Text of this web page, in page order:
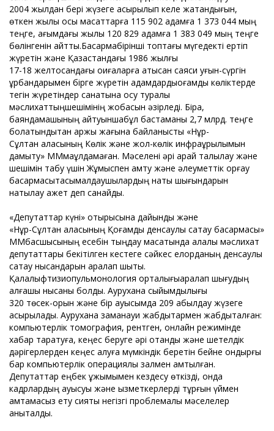
2004 жылдан бері жүзеге асырылып келе жатқандығын,
өткен жылы осы мақсаттарға 115 902 адамға 1 373 044 мың
теңге, ағымдағы жылы 120 829 адамға 1 383 049 мың теңге
бөлінгенін айтты.Басқармабірінші топтағы мүгедекті ертіп
жүретін және Қазақстандағы 1986 жылғы
17-18 желтоқсандағы оқиғаларға қатысқан саяси қуғын-сүргін
құрбандарымен бірге жүретін адамдардықоғамдық көліктерде
тегін жүретіндер санатына қосу туралы
мәслихаттыңшешімінің жобасын әзірледі. Бірақ,
баяндамашының айтуыншабұл бастаманы 2,7 млрд. теңге
болатындықтан қаржы жағына байланысты «Нұр-
Сұлтан қаласының Көлік және жол-көлік инфрақұрылымын
дамыту» ММмақұлдамаған. Мәселені әрі қарай талқылау және
шешімін табу үшін Жұмыспен қамту және әлеуметтік қорғау
басқармасытасымалдаушылардың нақты шығындарын
нақтылау қажет деп санайды.
«Депутаттар күні» отырысына дайындық және
«Нұр-Сұлтан қаласының Қоғамдық денсаулық сақтау басқармасы»
ММбасшысының есебін тыңдау мақсатында қалалық мәслихат
депутаттары бекітілген кестеге сәйкес елорданың денсаулық
сақтау нысандарын аралап шықты.
Қалалықфтизиопульмонология орталығыаралап шығудың
алғашқы нысаны болды. Аурухана сыйымдылығы
320 төсек-орын және бір ауысымда 209 қабылдау жүзеге
асырылады. Аурухана заманауи жабдықтармен жабдықталған:
компьютерлік томография, рентген, онлайн режимінде
хабар таратуға, кеңес беруге әрі отандық және шетелдік
дәрігерлерден кеңес алуға мүмкіндік беретін бейне қондырғы
бар компьютерлік операциялық залмен қамтылған.
Депутаттар еңбек ұжымымен кездесу өткізді, онда
кадрлардың ауысуы және қызметкерлерді тұрғын үймен
қамтамасыз ету сияқты негізгі проблемалық мәселелер
анықталды.